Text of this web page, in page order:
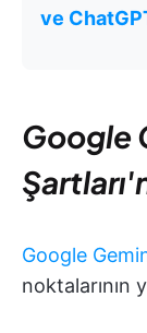
ve
Google
Google
noktalarının